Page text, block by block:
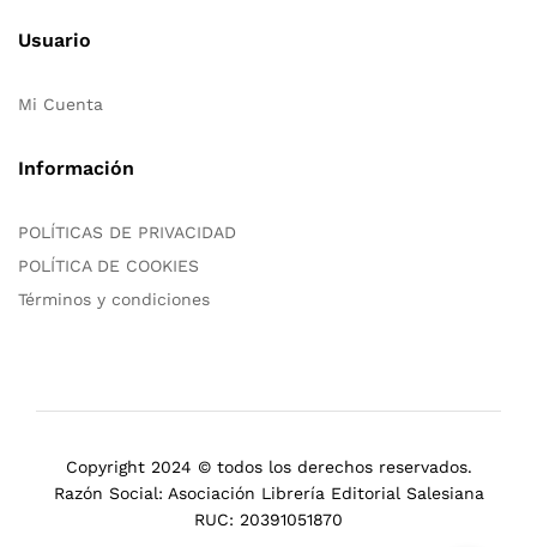
Usuario
Mi Cuenta
Información
POLÍTICAS DE PRIVACIDAD
POLÍTICA DE COOKIES
Términos y condiciones
Copyright 2024 © todos los derechos reservados.
Razón Social: Asociación Librería Editorial Salesiana
RUC: 20391051870